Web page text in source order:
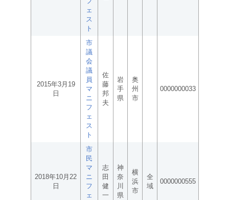
ェ
ス
ト
2015年3月19
日
市
議
会
議
員
マ
ニ
フ
ェ
ス
ト
佐
藤
邦
夫
岩
手
県
奥
州
市
0000000033
2018年10月22
日
市
民
マ
ニ
フ
ェ
志
田
健
一
神
奈
川
県
横
浜
市
全
域
0000000555